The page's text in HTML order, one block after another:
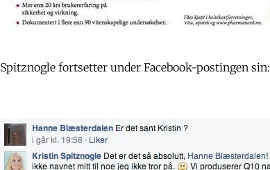
Spitznogle fortsetter under Facebook-postingen sin: